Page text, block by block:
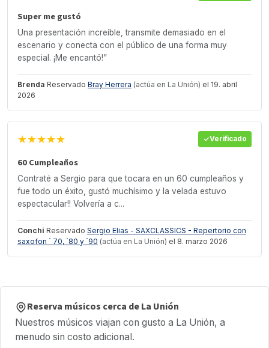
Super me gustó
Una presentación increíble, transmite demasiado en el
escenario y conecta con el público de una forma muy
especial. ¡Me encantó!”
Brenda Reservado Bray Herrera (actúa en La Unión) el 19. abril
2026
★★★★★ Verificado
60 Cumpleaños
Contraté a Sergio para que tocara en un 60 cumpleaños y
fue todo un éxito, gustó muchísimo y la velada estuvo
espectacular!! Volvería a c...
Conchi Reservado Sergio Elias - SAXCLASSICS - Repertorio con
saxofon ´ 70, ´80 y ´90 (actúa en La Unión) el 8. marzo 2026
Reserva músicos cerca de La Unión
Nuestros músicos viajan con gusto a La Unión, a
menudo sin costo adicional.